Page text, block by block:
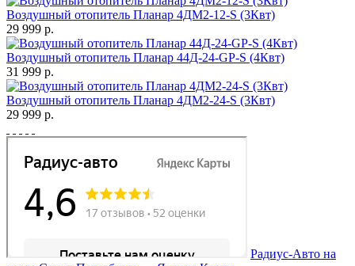
Воздушный отопитель Планар 4ДМ2-12-S (3Квт)
29 999 р.
Воздушный отопитель Планар 44Д-24-GP-S (4Квт)
31 999 р.
Воздушный отопитель Планар 4ДМ2-24-S (3Квт)
29 999 р.
Радиус-Авто на